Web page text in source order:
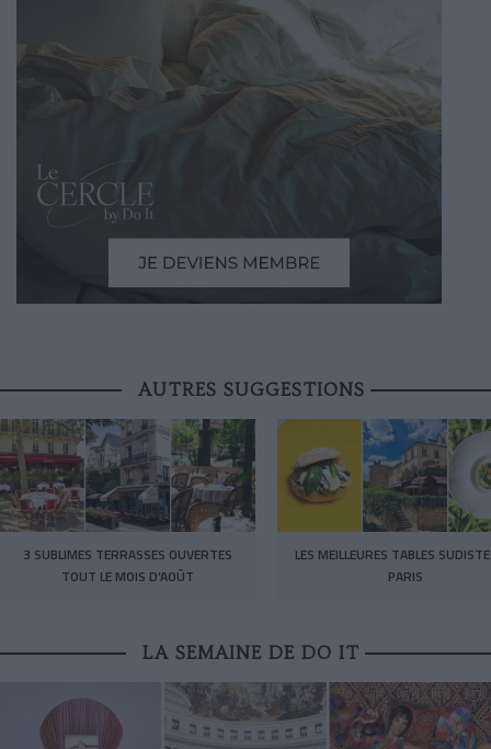
AUTRES SUGGESTIONS
3 SUBLIMES TERRASSES OUVERTES
TOUT LE MOIS D’AOÛT
LES MEILLEURES TABLES
PARIS
LA SEMAINE DE DO IT